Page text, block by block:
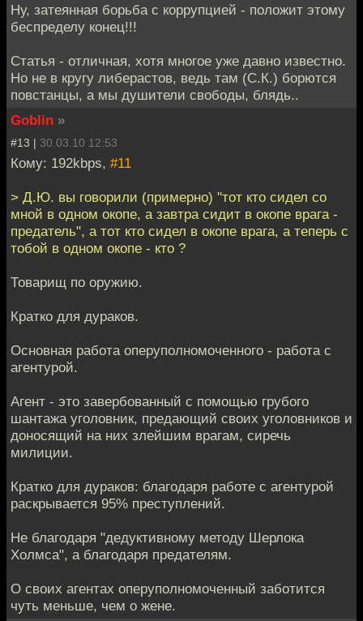
Ну, затеянная борьба с коррупцией - положит этому
беспределу конец!!!
Статья - отличная, хотя многое уже давно известно.
Но не в кругу либерастов, ведь там (С.К.) борются
повстанцы, а мы душители свободы, блядь..
Goblin »
#13 | 30.03.10 12:53
Кому: 192kbps, #11
> Д.Ю. вы говорили (примерно) "тот кто сидел со
мной в одном окопе, а завтра сидит в окопе врага -
предатель", а тот кто сидел в окопе врага, а теперь с
тобой в одном окопе - кто ?
Товарищ по оружию.
Кратко для дураков.
Основная работа оперуполномоченного - работа с
агентурой.
Агент - это завербованный с помощью грубого
шантажа уголовник, предающий своих уголовников и
доносящий на них злейшим врагам, сиречь
милиции.
Кратко для дураков: благодаря работе с агентурой
раскрывается 95% преступлений.
Не благодаря "дедуктивному методу Шерлока
Холмса", а благодаря предателям.
О своих агентах оперуполномоченный заботится
чуть меньше, чем о жене.